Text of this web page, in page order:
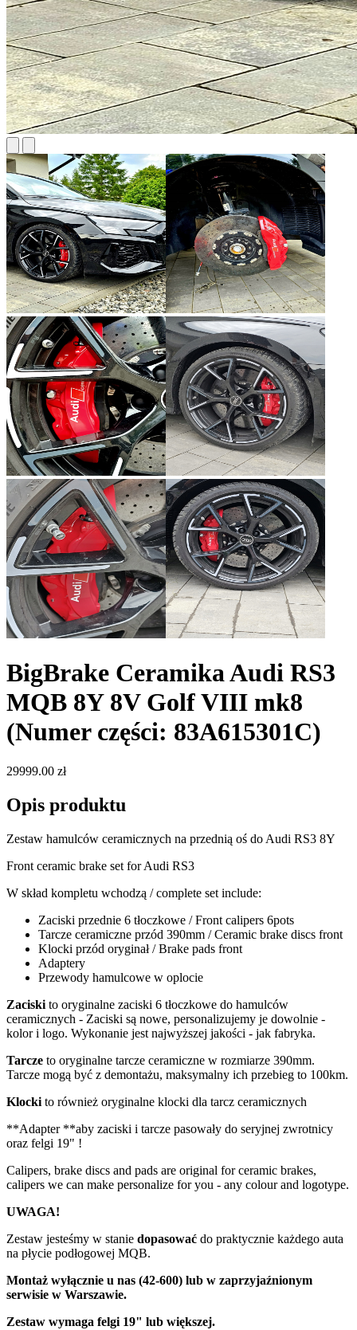
BigBrake Ceramika Audi RS3
MQB 8Y 8V Golf VIII mk8
(Numer części: 83A615301C)
29999.00 zł
Opis produktu
Zestaw hamulców ceramicznych na przednią oś do Audi RS3 8Y
Front ceramic brake set for Audi RS3
W skład kompletu wchodzą / complete set include:
Zaciski przednie 6 tłoczkowe / Front calipers 6pots
Tarcze ceramiczne przód 390mm / Ceramic brake discs front
Klocki przód oryginał / Brake pads front
Adaptery
Przewody hamulcowe w oplocie
Zaciski to oryginalne zaciski 6 tłoczkowe do hamulców
ceramicznych - Zaciski są nowe, personalizujemy je dowolnie -
kolor i logo. Wykonanie jest najwyższej jakości - jak fabryka.
Tarcze to oryginalne tarcze ceramiczne w rozmiarze 390mm.
Tarcze mogą być z demontażu, maksymalny ich przebieg to 100km.
Klocki to również oryginalne klocki dla tarcz ceramicznych
**Adapter **aby zaciski i tarcze pasowały do seryjnej zwrotnicy
oraz felgi 19" !
Calipers, brake discs and pads are original for ceramic brakes,
calipers we can make personalize for you - any colour and logotype.
UWAGA!
Zestaw jesteśmy w stanie dopasować do praktycznie każdego auta
na płycie podłogowej MQB.
Montaż wyłącznie u nas (42-600) lub w zaprzyjaźnionym
serwisie w Warszawie.
Zestaw wymaga felgi 19" lub większej.